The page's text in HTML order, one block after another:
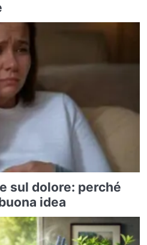
sul dolore: perché
idea